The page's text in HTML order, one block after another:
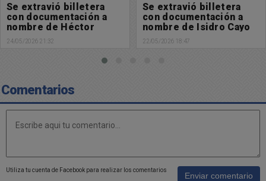
Se extravió billetera
con documentación a
nombre de Isidro Cayo
22/05/2026 18:47
Se extravió billetera
con documentación a
nombre de Alfredo
Ferrari
22/05/2026 18:46
Comentarios
Utiliza tu cuenta de Facebook para realizar los comentarios
Enviar comentario